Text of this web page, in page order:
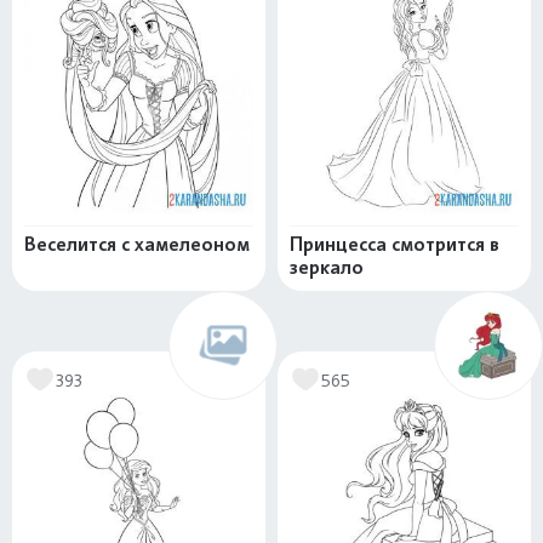
Веселится с хамелеоном
Принцесса смотрится в
зеркало
393 565